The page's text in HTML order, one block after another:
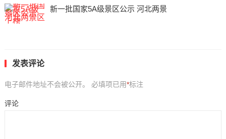
新一批国家5A级景区公示 河北两景
发表评论
电子邮件地址不会被公开。 必填项已用*标注
评论